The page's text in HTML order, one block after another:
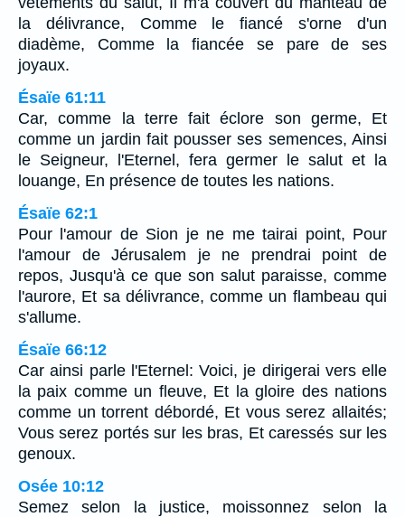
la délivrance, Comme le fiancé s'orne d'un
diadème, Comme la fiancée se pare de ses
joyaux.
Ésaïe 61:11
Car, comme la terre fait éclore son germe, Et
comme un jardin fait pousser ses semences, Ainsi
le Seigneur, l'Eternel, fera germer le salut et la
louange, En présence de toutes les nations.
Ésaïe 62:1
Pour l'amour de Sion je ne me tairai point, Pour
l'amour de Jérusalem je ne prendrai point de
repos, Jusqu'à ce que son salut paraisse, comme
l'aurore, Et sa délivrance, comme un flambeau qui
s'allume.
Ésaïe 66:12
Car ainsi parle l'Eternel: Voici, je dirigerai vers elle
la paix comme un fleuve, Et la gloire des nations
comme un torrent débordé, Et vous serez allaités;
Vous serez portés sur les bras, Et caressés sur les
genoux.
Osée 10:12
Semez selon la justice, moissonnez selon la